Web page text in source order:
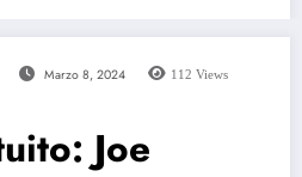
Marzo 8, 2024 112 Views
Joe